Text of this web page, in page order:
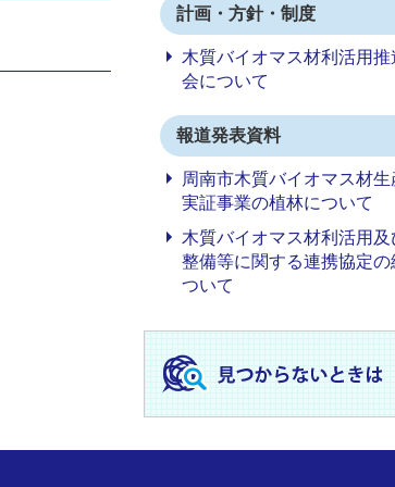
計画・方針・制度
木質バイオマス材利活用推
会について
報道発表資料
周南市木質バイオマス材生
実証事業の植林について
木質バイオマス材利活用及
整備等に関する連携協定の
ついて